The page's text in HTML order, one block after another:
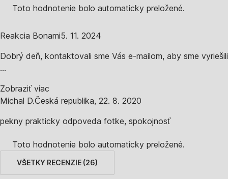
Toto hodnotenie bolo automaticky preložené.
Reakcia Bonami5. 11. 2024
Dobrý deň, kontaktovali sme Vás e-mailom, aby sme vyriešili
...
Zobraziť viac
Michal D.Česká republika, 22. 8. 2020
pekny prakticky odpoveda fotke, spokojnosť
Toto hodnotenie bolo automaticky preložené.
VŠETKY RECENZIE (26)